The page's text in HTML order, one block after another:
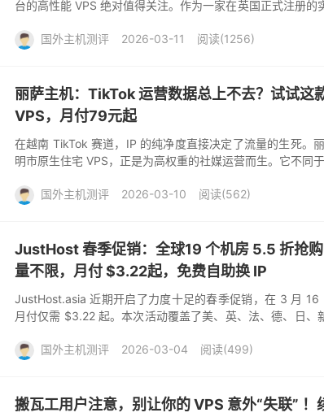
台的高性能 VPS 绝对值得关注。作为一家在英国正式注册
国外主机测评
2026-03-11 阅读(1256)
丽萨主机：TikTok 运营数据总上不去？试试这
VPS，月付79元起
在越南 TikTok 赛道，IP 的纯净度直接决定了流量的生死。
明市原生住宅 VPS，正是为高权重的社媒运营而生。它不同
国外主机测评
2026-03-10 阅读(562)
JustHost 春季促销：全球19 个机房 5.5 折抢
量不限，月付 $3.22起，免费自助换 IP
JustHost.asia 近期开启了力度十足的春季促销，在 3 月 16
月付仅需 $3.22 起。本次活动覆盖了美、英、法、德、日、
国外主机测评
2026-03-04 阅读(499)
搬瓦工用户注意，别让你的 VPS 意外“失联”